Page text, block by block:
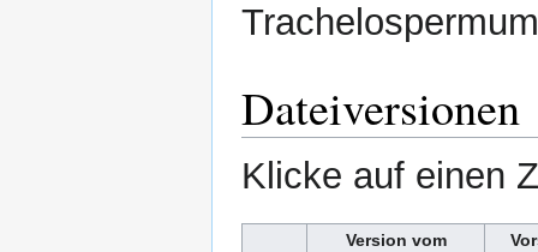
Dateiversionen
Klicke auf einen
Version vom